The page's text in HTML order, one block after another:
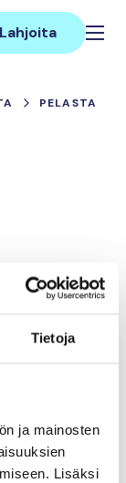
Tietoja
ja mainosten
Lisäksi
Lahjoita
PELASTA